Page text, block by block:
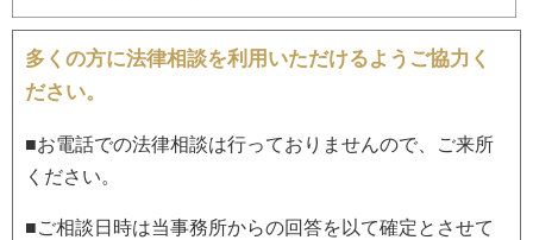
多くの方に法律相談を利用いただけるようご協力く
ださい。
■お電話での法律相談は行っておりませんので、ご来所
ください。
■ご相談日時は当事務所からの回答を以て確定とさせて